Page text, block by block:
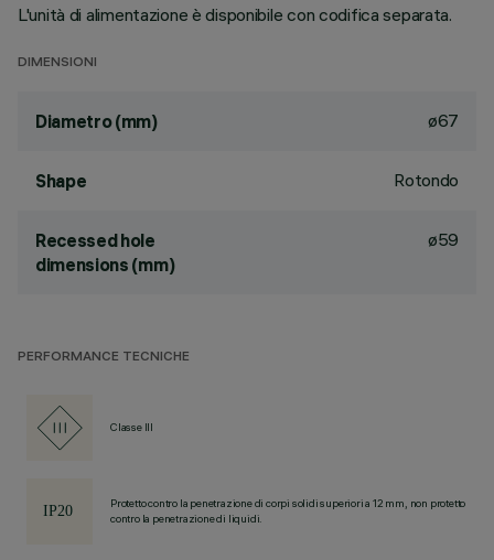
L'unità di alimentazione è disponibile con codifica separata.
DIMENSIONI
Diametro (mm) ø67
Shape Rotondo
Recessed hole
dimensions (mm)
ø59
PERFORMANCE TECNICHE
Classe III
Protetto contro la penetrazione di corpi solidi superiori a 12 mm, non protetto
contro la penetrazione di liquidi.